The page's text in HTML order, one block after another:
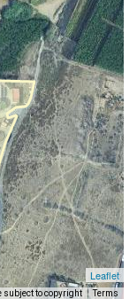
Leaflet
subject to copyright Terms